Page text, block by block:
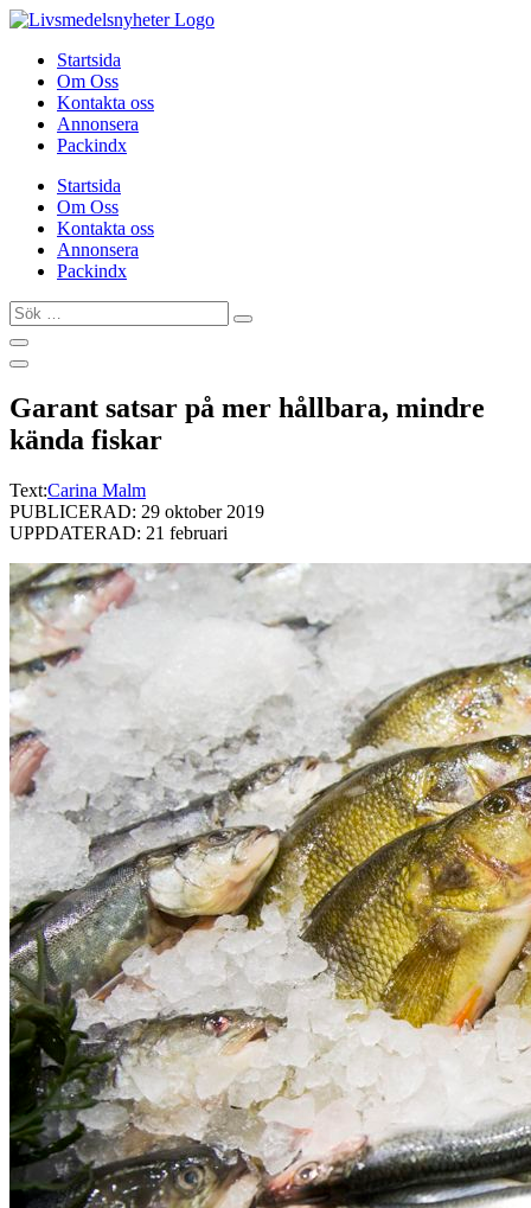
Hoppa
innehållStartsida
Om Oss
Kontakta oss
Annonsera
Packindx
Startsida
Om Oss
Kontakta oss
Annonsera
Packindx
Sök
…
Garant satsar på mer hållbara, mindre
kända fiskar
Text:Carina Malm
PUBLICERAD: 29 oktober 2019
UPPDATERAD: 21 februari